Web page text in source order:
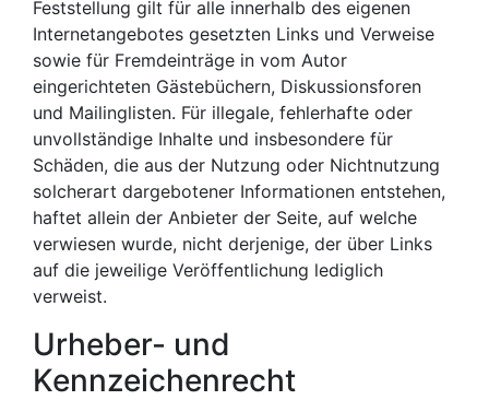
Feststellung gilt für alle innerhalb des eigenen
Internetangebotes gesetzten Links und Verweise
sowie für Fremdeinträge in vom Autor
eingerichteten Gästebüchern, Diskussionsforen
und Mailinglisten. Für illegale, fehlerhafte oder
unvollständige Inhalte und insbesondere für
Schäden, die aus der Nutzung oder Nichtnutzung
solcherart dargebotener Informationen entstehen,
haftet allein der Anbieter der Seite, auf welche
verwiesen wurde, nicht derjenige, der über Links
auf die jeweilige Veröffentlichung lediglich
verweist.
Urheber- und
Kennzeichenrecht